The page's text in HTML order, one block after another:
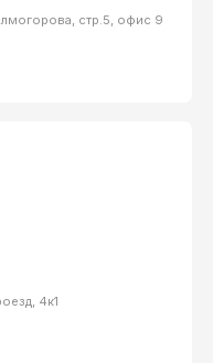
стр.5, офис 9
4к1